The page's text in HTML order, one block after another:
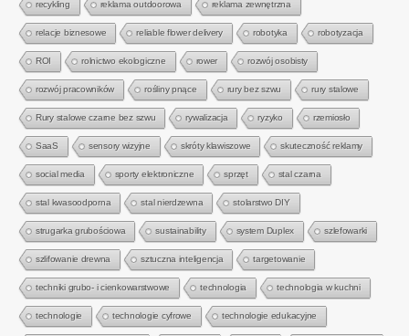
recykling reklama outdoorowa reklama zewnętrzna
relacje biznesowe reliable flower delivery robotyka robotyzacja
ROI rolnictwo ekologiczne rower rozwój osobisty
rozwój pracowników rośliny pnące rury bez szwu rury stalowe
Rury stalowe czarne bez szwu rywalizacja ryzyko rzemiosło
SaaS sensory wizyjne skróty klawiszowe skuteczność reklamy
social media sporty elektroniczne sprzęt stal czarna
stal kwasoodporna stal nierdzewna stolarstwo DIY
strugarka grubościowa sustainability system Duplex szlefowarki
szlifowanie drewna sztuczna inteligencja targetowanie
techniki grubo- i cienkowarstwowe technologia technologia w kuchni
technologie technologie cyfrowe technologie edukacyjne